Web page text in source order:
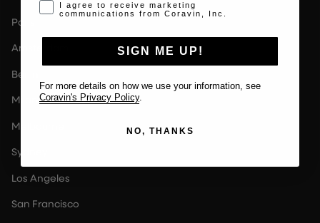
Paris
Amsterdam
Berlin
Milan
Melbourne
Sydney
Los Angeles
San Francisco
Opt-in disclaimer
I agree to receive marketing
communications from Coravin, Inc.
SIGN ME UP!
For more details on how we use your information, see
Coravin's Privacy Policy
NO, THANKS